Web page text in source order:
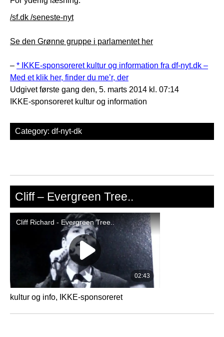
/sf.dk /seneste-nyt
Se den Grønne gruppe i parlamentet her
– * IKKE-sponsoreret kultur og information fra df-nyt.dk –
Med et klik her, finder du me’r, der
Udgivet første gang den, 5. marts 2014 kl. 07:14
IKKE-sponsoreret kultur og information
Category: df-nyt-dk
Cliff – Evergreen Tree..
kultur og info, IKKE-sponsoreret